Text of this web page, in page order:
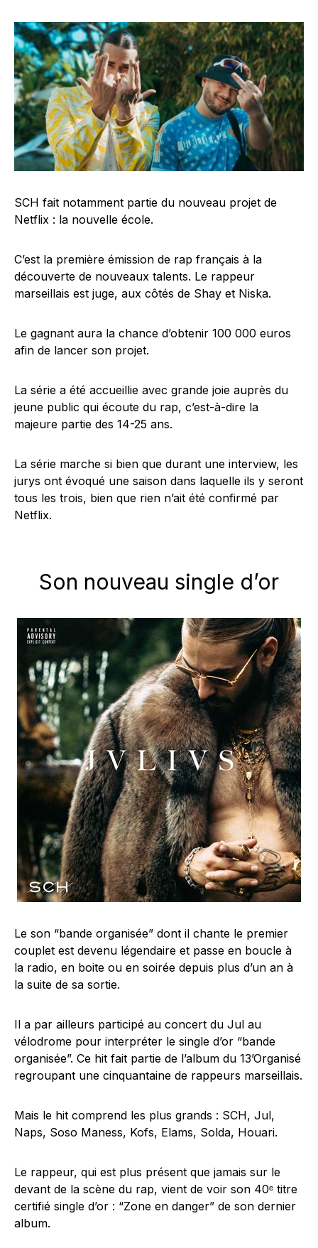
SCH fait notamment partie du nouveau projet de
Netflix : la nouvelle école.
C’est la première émission de rap français à la
découverte de nouveaux talents. Le rappeur
marseillais est juge, aux côtés de Shay et Niska.
Le gagnant aura la chance d’obtenir 100 000 euros
afin de lancer son projet.
La série a été accueillie avec grande joie auprès du
jeune public qui écoute du rap, c’est-à-dire la
majeure partie des 14-25 ans.
La série marche si bien que durant une interview, les
jurys ont évoqué une saison dans laquelle ils y seront
tous les trois, bien que rien n’ait été confirmé par
Netflix.
Son nouveau single d’or
Le son “bande organisée” dont il chante le premier
couplet est devenu légendaire et passe en boucle à
la radio, en boite ou en soirée depuis plus d’un an à
la suite de sa sortie.
Il a par ailleurs participé au concert du Jul au
vélodrome pour interpréter le single d’or “bande
organisée”. Ce hit fait partie de l’album du 13’Organisé
regroupant une cinquantaine de rappeurs marseillais.
Mais le hit comprend les plus grands : SCH, Jul,
Naps, Soso Maness, Kofs, Elams, Solda, Houari.
Le rappeur, qui est plus présent que jamais sur le
devant de la scène du rap, vient de voir son 40ᵉ titre
certifié single d’or : “Zone en danger” de son dernier
album.